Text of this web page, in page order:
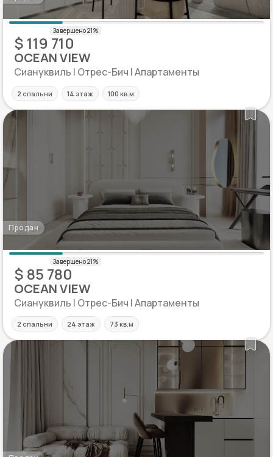
$ 119 710
OCEAN VIEW
Сиануквиль | Отрес-Бич | Апартаменты
2 спальни 14 этаж 100 кв.м
Продан
$ 85 780
OCEAN VIEW
Сиануквиль | Отрес-Бич | Апартаменты
2 спальни 24 этаж 73 кв.м